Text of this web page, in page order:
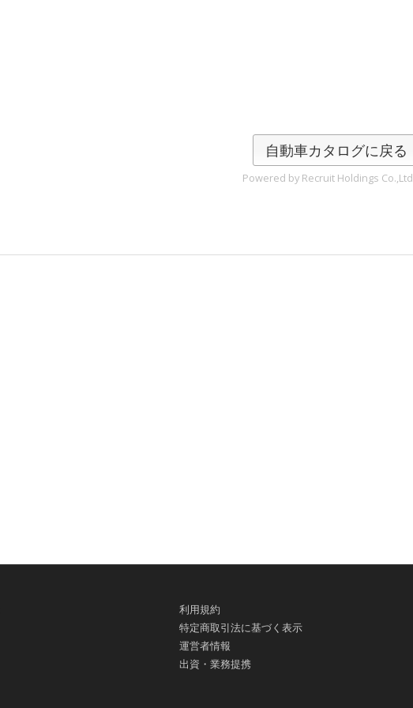
自動車カタログに戻る
Powered by Recruit Holdings Co.,Ltd
利用規約
特定商取引法に基づく表示
運営者情報
出資・業務提携